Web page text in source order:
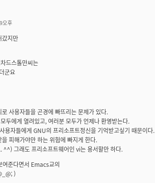
오후
갔지만
드스톨만씨는
군요
사용자들을 곤경에 빠뜨리는 문제가 있다.
두에게 열려있고, 여러분 모두가 언제나 환영받는다.
자들에게 GNU의 프리소프트정신을 기억받고싶기 때문이다.
피해가야만 하는 위험에 빠지게 한다.
^^) 그래도 프리소프트웨어인 vi는 용서할만 하다.
여준다면서 Emacs교의
)